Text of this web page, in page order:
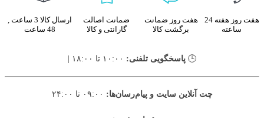
هفت روز هفته 24
ساعته
هفت روز ضمانت
برگشت کالا
ضمانت اصالت
گارانتی و کالا
ارسال کالا 3 ساعت ,
48 ساعت
🕒 پاسخگویی تلفنی:
چت آنلاین سایت و پیام‌رسان‌ها: